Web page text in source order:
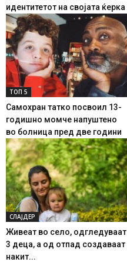
идентитетот на својата ќерка
ТОП 5
Самохран татко посвоил 13-
годишно момче напуштено
во болница пред две години
СЛАЈДЕР
Живеат во село, одгледуваат
3 деца, а од отпад создаваат
накит...